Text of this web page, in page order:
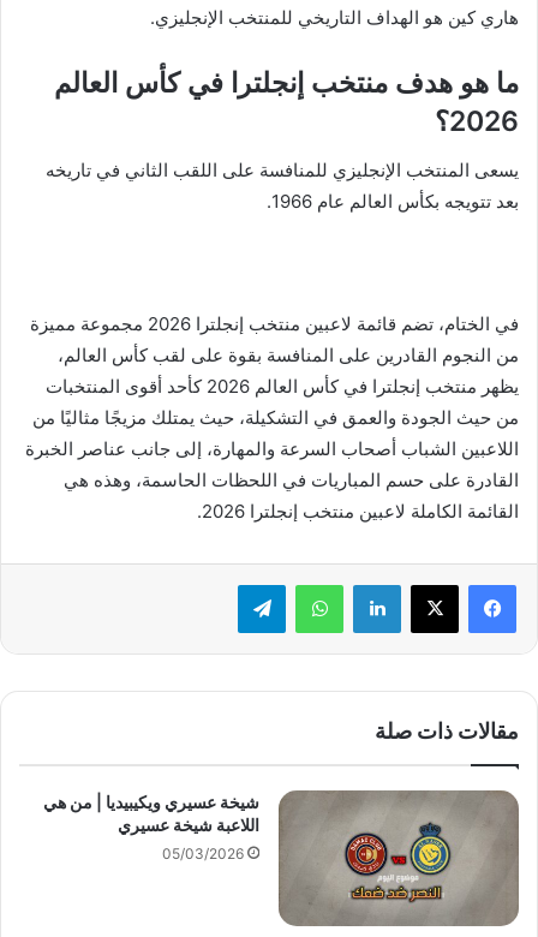
هاري كين هو الهداف التاريخي للمنتخب الإنجليزي.
ما هو هدف منتخب إنجلترا في كأس العالم
2026؟
يسعى المنتخب الإنجليزي للمنافسة على اللقب الثاني في تاريخه
بعد تتويجه بكأس العالم عام 1966.
في الختام، تضم قائمة لاعبين منتخب إنجلترا 2026 مجموعة مميزة
من النجوم القادرين على المنافسة بقوة على لقب كأس العالم،
يظهر منتخب إنجلترا في كأس العالم 2026 كأحد أقوى المنتخبات
من حيث الجودة والعمق في التشكيلة، حيث يمتلك مزيجًا مثاليًا من
اللاعبين الشباب أصحاب السرعة والمهارة، إلى جانب عناصر الخبرة
القادرة على حسم المباريات في اللحظات الحاسمة، وهذه هي
القائمة الكاملة لاعبين منتخب إنجلترا 2026.
لينكدإن واتساب تيلقرام
مقالات ذات صلة
شيخة عسيري ويكيبيديا | من هي
اللاعبة شيخة عسيري
05/03/2026